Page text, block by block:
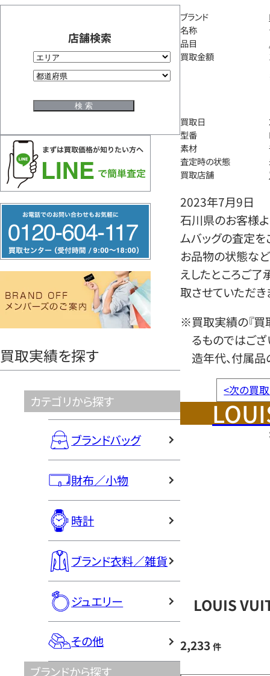
店舗検索
リ
ー
ヤ
買取実績を探す
カテゴリから探す
ブランドバッグ
財布／小物
時計
ブランド衣料／雑貨
ジュエリー
その他
ブランドから探す
ブランド
名称
品目
買取金額
買取日
型番
素材
査定時の状態
買取店舗
2023年7月9日
石川県のお客様よ
ムバッグの査定を
お品物の状態など
えしたところご
取させていただき
※買取実績の『買
るものではござ
造年代、付属品
<次の買
LOUIS
2,233 件